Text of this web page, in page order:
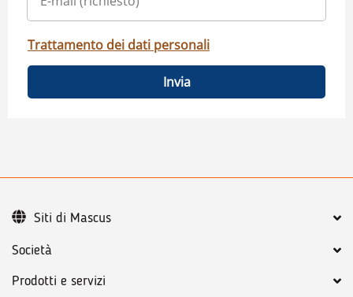
Trattamento dei dati personali
Invia
Società
Prodotti e servizi
Siti di Mascus